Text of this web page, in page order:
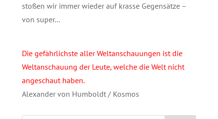
stoßen wir immer wieder auf krasse Gegensätze –
von super...
Die gefährlichste aller Weltanschauungen ist die
Weltanschauung der Leute, welche die Welt nicht
angeschaut haben.
Alexander von Humboldt / Kosmos